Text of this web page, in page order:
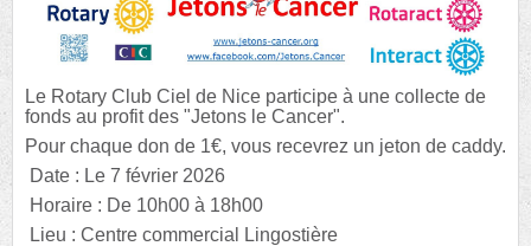
Le Rotary Club Ciel de Nice participe à une collecte de
fonds au profit des "Jetons le Cancer".
Pour chaque don de 1€, vous recevrez un jeton de caddy.
Date : Le 7 février 2026
Horaire : De 10h00 à 18h00
Lieu : Centre commercial Lingostière